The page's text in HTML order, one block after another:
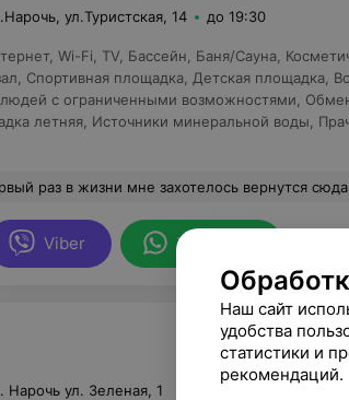
ул.Туристская, 14 до 19:30
Wi-Fi TV Бассейн Баня/Сауна
Спортивная площадка Детская площадка
с ограниченными возможностями
летняя Источники минеральной воды
вкусно),лечение,2 шикарных бассейна, инструктора ЛФК-отдельный респект(такое разнообразие тренировок) с утра до вечера в любое удобное для нас время (занятие проводят даже с одним человеком).А природа-ни одно фото не может передать красоту здешних мест .Тот случай, когда не жалко потраченных средств. Браво
Viber WhatsApp
ул. Зеленая, 1
Наш сайт
удобства
статистики и
рекомендаций.